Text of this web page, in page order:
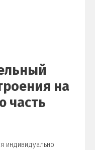
на
часть
индивидуально